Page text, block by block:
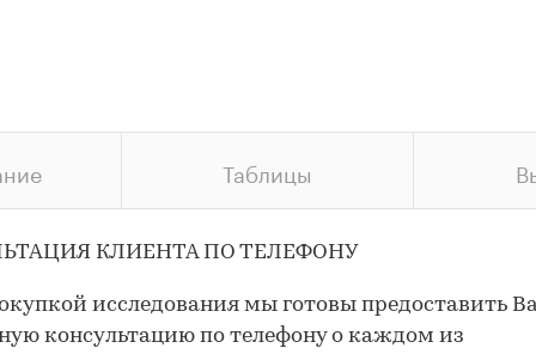
Таблицы
КЛИЕНТА ПО ТЕЛЕФОНУ
исследования мы готовы предоставить
консультацию по телефону о каждом из